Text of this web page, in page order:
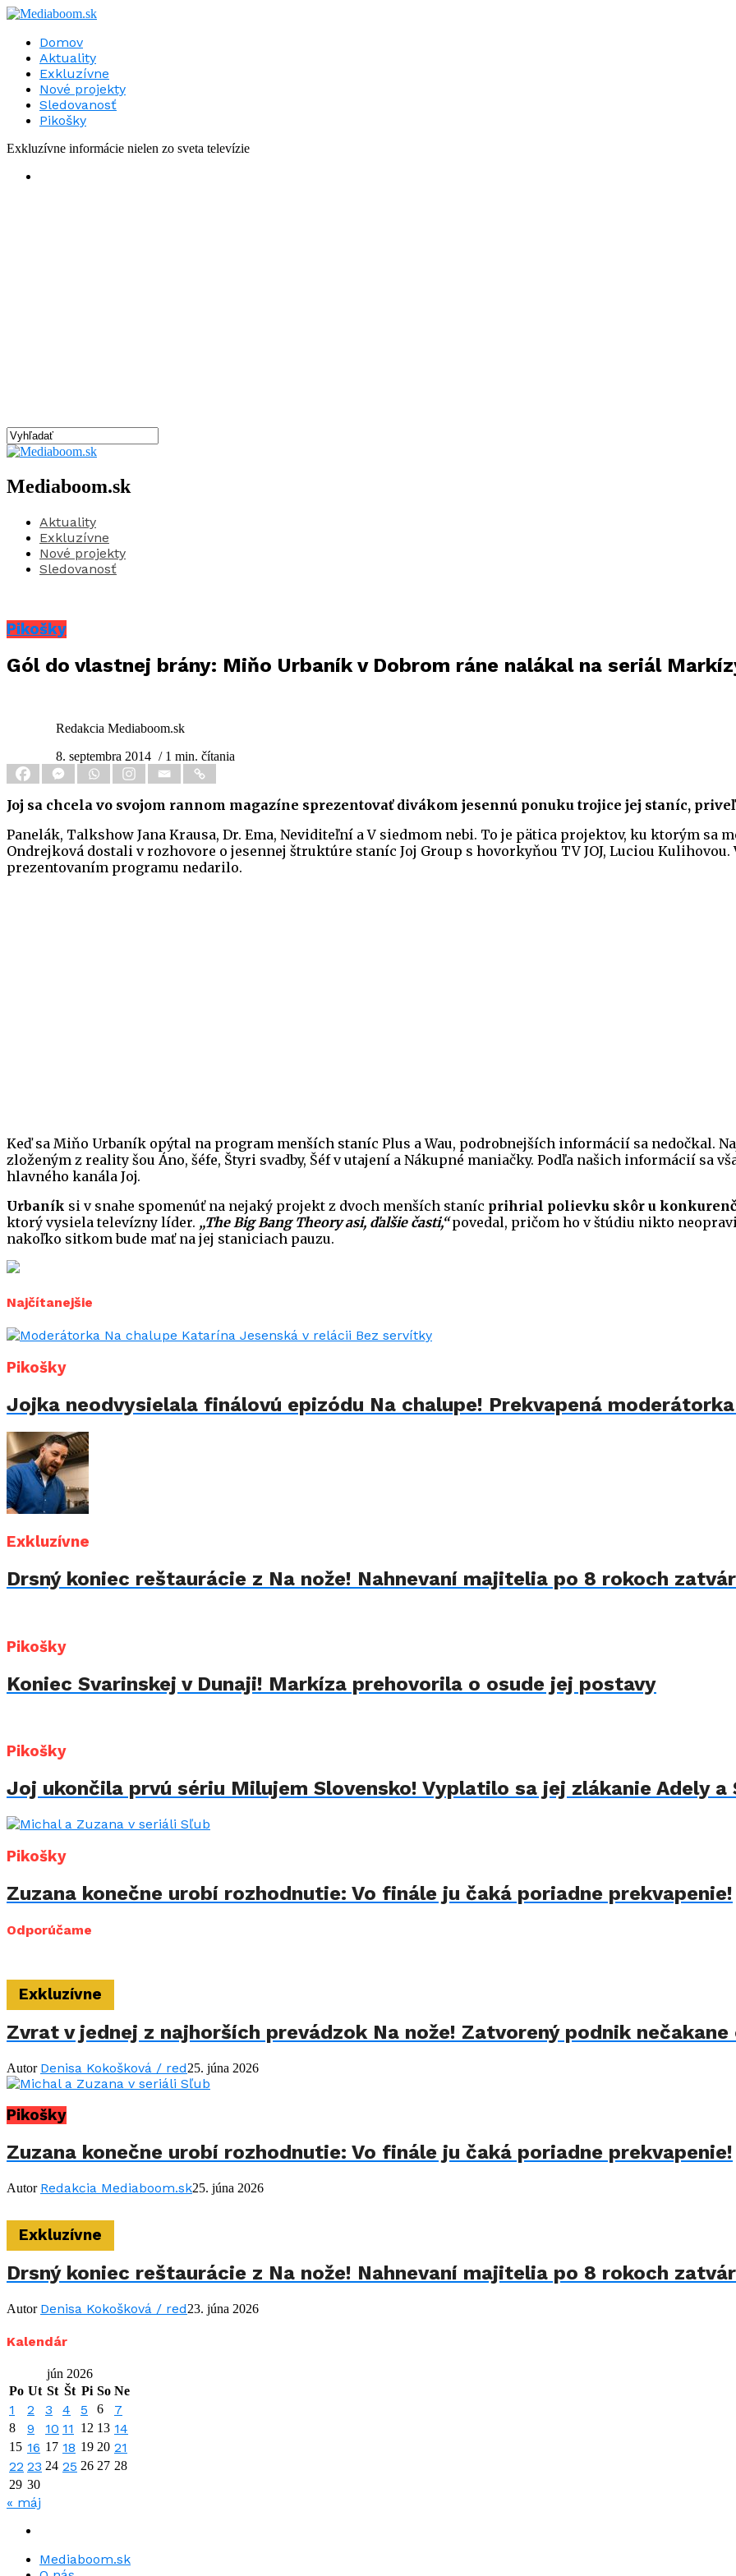
Domov
Aktuality
Exkluzívne
Nové projekty
Sledovanosť
Pikošky
Exkluzívne informácie nielen zo sveta televízie
Mediaboom.sk
Aktuality
Exkluzívne
Nové projekty
Sledovanosť
Pikošky
Gól do vlastnej brány: Miňo Urbaník v Dobrom ráne nalákal na seriál
Redakcia Mediaboom.sk
8. septembra 2014 / 1 min. čítania
Joj sa chcela vo svojom rannom magazíne sprezentovať divákom jesennú ponuku trojice jej staníc,
Panelák, Talkshow Jana Krausa, Dr. Ema, Neviditeľní a V siedmom nebi. To je pätica projektov, ku ktorým sa
Ondrejková dostali v rozhovore o jesennej štruktúre staníc Joj Group s hovorkyňou TV JOJ, Luciou
prezentovaním programu nedarilo.
Keď sa Miňo Urbaník opýtal na program menších staníc Plus a Wau, podrobnejších informácií sa nedočkal.
zloženým z reality šou Áno, šéfe, Štyri svadby, Šéf v utajení a Nákupné maniačky. Podľa našich informácií
hlavného kanála Joj.
Urbaník si v snahe spomenúť na nejaký projekt z dvoch menších staníc prihrial polievku skôr u
ktorý vysiela televízny líder. „The Big Bang Theory asi, ďalšie časti,“povedal, pričom ho v štúdiu nikto
nakoľko sitkom bude mať na jej staniciach pauzu.
Najčítanejšie
Pikošky
Jojka neodvysielala finálovú epizódu Na chalupe! Prekvapená
Exkluzívne
Drsný koniec reštaurácie z Na nože! Nahnevaní majitelia po 8 rokoch
Pikošky
Koniec Svarinskej v Dunaji! Markíza prehovorila o osude jej postavy
Pikošky
Joj ukončila prvú sériu Milujem Slovensko! Vyplatilo sa jej zlákanie Adely a
Pikošky
Zuzana konečne urobí rozhodnutie: Vo finále ju čaká poriadne prekvapenie!
Odporúčame
Exkluzívne
Zvrat v jednej z najhorších prevádzok Na nože! Zatvorený podnik
Autor Denisa Kokošková / red25. júna 2026
Pikošky
Zuzana konečne urobí rozhodnutie: Vo finále ju čaká poriadne prekvapenie!
Autor Redakcia Mediaboom.sk25. júna 2026
Exkluzívne
Drsný koniec reštaurácie z Na nože! Nahnevaní majitelia po 8 rokoch
Autor Denisa Kokošková / red23. júna 2026
Kalendár
jún 2026
Po Ut St Št Pi So Ne
1 2 3 4 5 6 7
8 9 10 11 12 13 14
15 16 17 18 19 20 21
22 23 24 25 26 27 28
29 30
« máj
Mediaboom.sk